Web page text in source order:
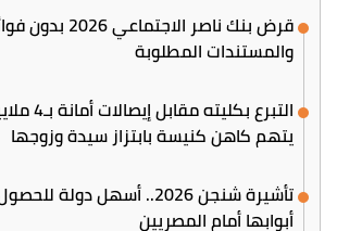
قرض بنك ناصر
والمستندات المطلوبة
التبرع
يتهم كاهن كنيسة بابتزاز سيدة وزوجها
تأشيرة شنجن 2026.. أسهل
أبوابها أمام المصريين